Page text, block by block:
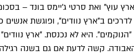
ב"ארץ נוודים", ופוגשת
היא לא נכנסת. "ארץ
האבודה. קשה לדעת אם גם בשנה